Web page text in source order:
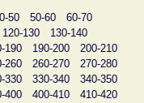
50 50-60
60-70
120-130
130-140
190 190-200
200-210
260 260-270
270-280
330 330-340
340-350
400 400-410
410-420